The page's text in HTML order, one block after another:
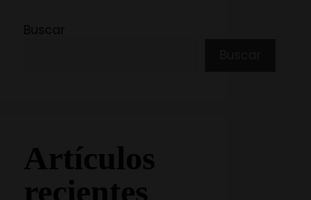
Buscar
Artículos
recientes